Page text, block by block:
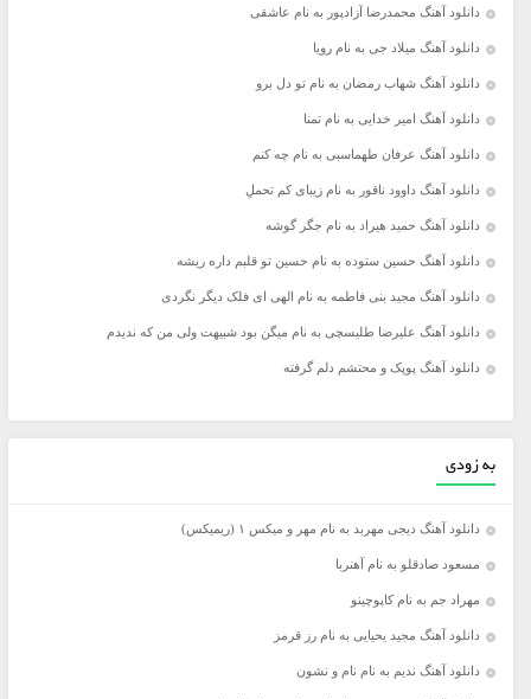
دانلود آهنگ محمدرضا آزادپور به نام عاشقی
دانلود آهنگ میلاد جی به نام رویا
دانلود آهنگ شهاب رمضان به نام تو دل برو
دانلود آهنگ امیر خدایی به نام تمنا
دانلود آهنگ عرفان طهماسبی به نام چه کنم
دانلود آهنگ داوود ناقور به نام زیباى کم تحملِ
دانلود آهنگ حمید هیراد به نام جگر گوشه
دانلود آهنگ حسین ستوده به نام حسین تو قلبم داره ریشه
دانلود آهنگ مجید بنی فاطمه به نام الهی ای فلک دیگر نگردی
دانلود آهنگ علیرضا طلیسچی به نام میگن بود شبیهت ولی من که ندیدم
دانلود آهنگ پوپک و محتشم دلم گرفته
به زودی
دانلود آهنگ دیجی مهربد به نام مهر و میکس ۱ (ریمیکس)
مسعود صادقلو به نام آهنربا
مهراد جم به نام کاپوچینو
دانلود آهنگ مجید یحیایی به نام رز قرمز
دانلود آهنگ ندیم به نام نام و نشون